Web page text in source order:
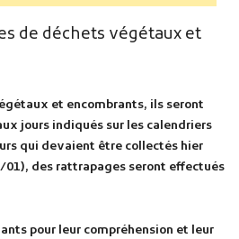
de déchets végétaux et
et encombrants, ils seront
jours indiqués sur les calendriers
qui devaient être collectés hier
01), des rattrapages seront effectués
pour leur compréhension et leur